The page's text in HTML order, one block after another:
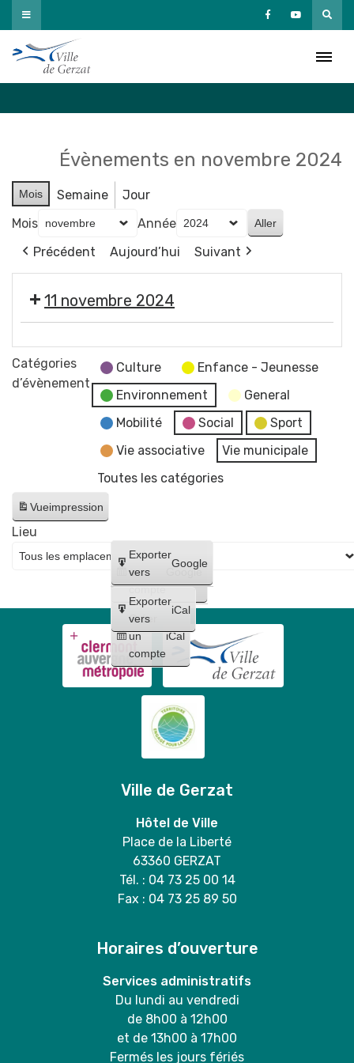
Passer
au
contenu
Évènements en novembre 2024
Mois Semaine
Jour
Mois
Année
Précédent
Aujourd’hui Suivant
11 novembre 2024
commémorative
de
🇫🇷
Catégories
d’évènement
Culture
Enfance - Jeunesse
Environnement
General
Mobilité
Social
Sport
Vie associative
Vie municipale
Toutes les catégories
Vueimpression
Créer
un
compte
Google
Créer
un
compte
iCal
Exporter
vers
Google
Exporter
vers
iCal
Lieu
Ville de Gerzat
Hôtel de Ville
Place de la Liberté
63360 GERZAT
Tél. : 04 73 25 00 14
Fax : 04 73 25 89 50
Horaires d’ouverture
Services administratifs
Du lundi au vendredi
de 8h00 à 12h00
et de 13h00 à 17h00
Fermés les jours fériés